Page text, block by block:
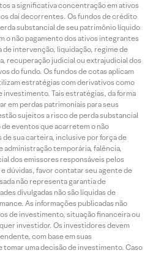
a significativa concentração em ativos
daí decorrentes. Os fundos de crédito
substancial de seu patrimônio líquido
o não pagamento dos ativos integrantes
intervenção, liquidação, regime de
recuperação judicial ou extrajudicial dos
do fundo. Os fundos de cotas aplicam
estratégias com derivativos como
Tais estratégias, da forma
em perdas patrimoniais para seus
sujeitos a risco de perda substancial
eventos que acarretem o não
sua carteira, inclusive por força de
administração temporária, falência,
dos emissores responsáveis pelos
dúvidas, favor contatar seu agente de
não representa garantia de
divulgadas não são líquidas de
As informações publicadas não
de investimento, situação financeira ou
investidor. Os investidores devem
com base em suas
uma decisão de investimento. Caso